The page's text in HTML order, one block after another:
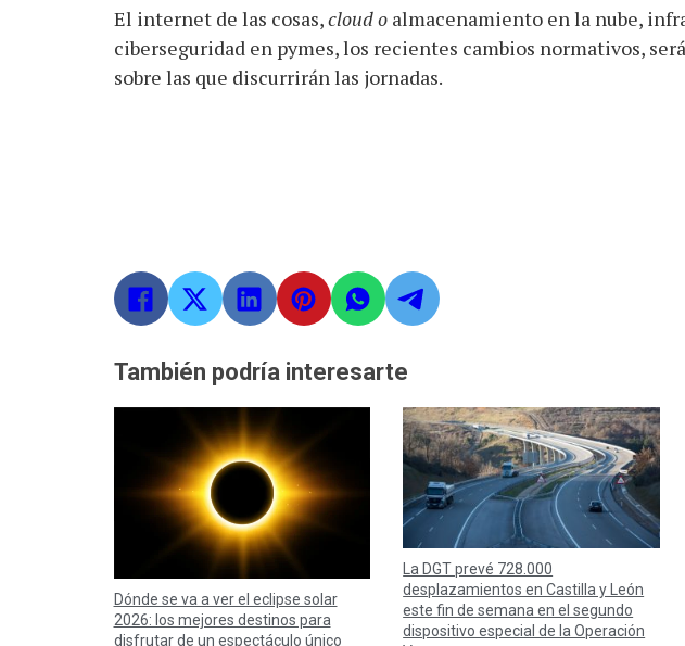
El internet de las cosas,cloud o almacenamiento en la nube,
ciberseguridad en pymes, los recientes cambios normativos,
sobre las que discurrirán las jornadas.
También podría interesarte
Dónde se va a ver el eclipse solar
2026: los mejores destinos para
disfrutar de un espectáculo único
La DGT prevé 728.000
desplazamientos en Castilla y León
este fin de semana en el segundo
dispositivo especial de la Operación